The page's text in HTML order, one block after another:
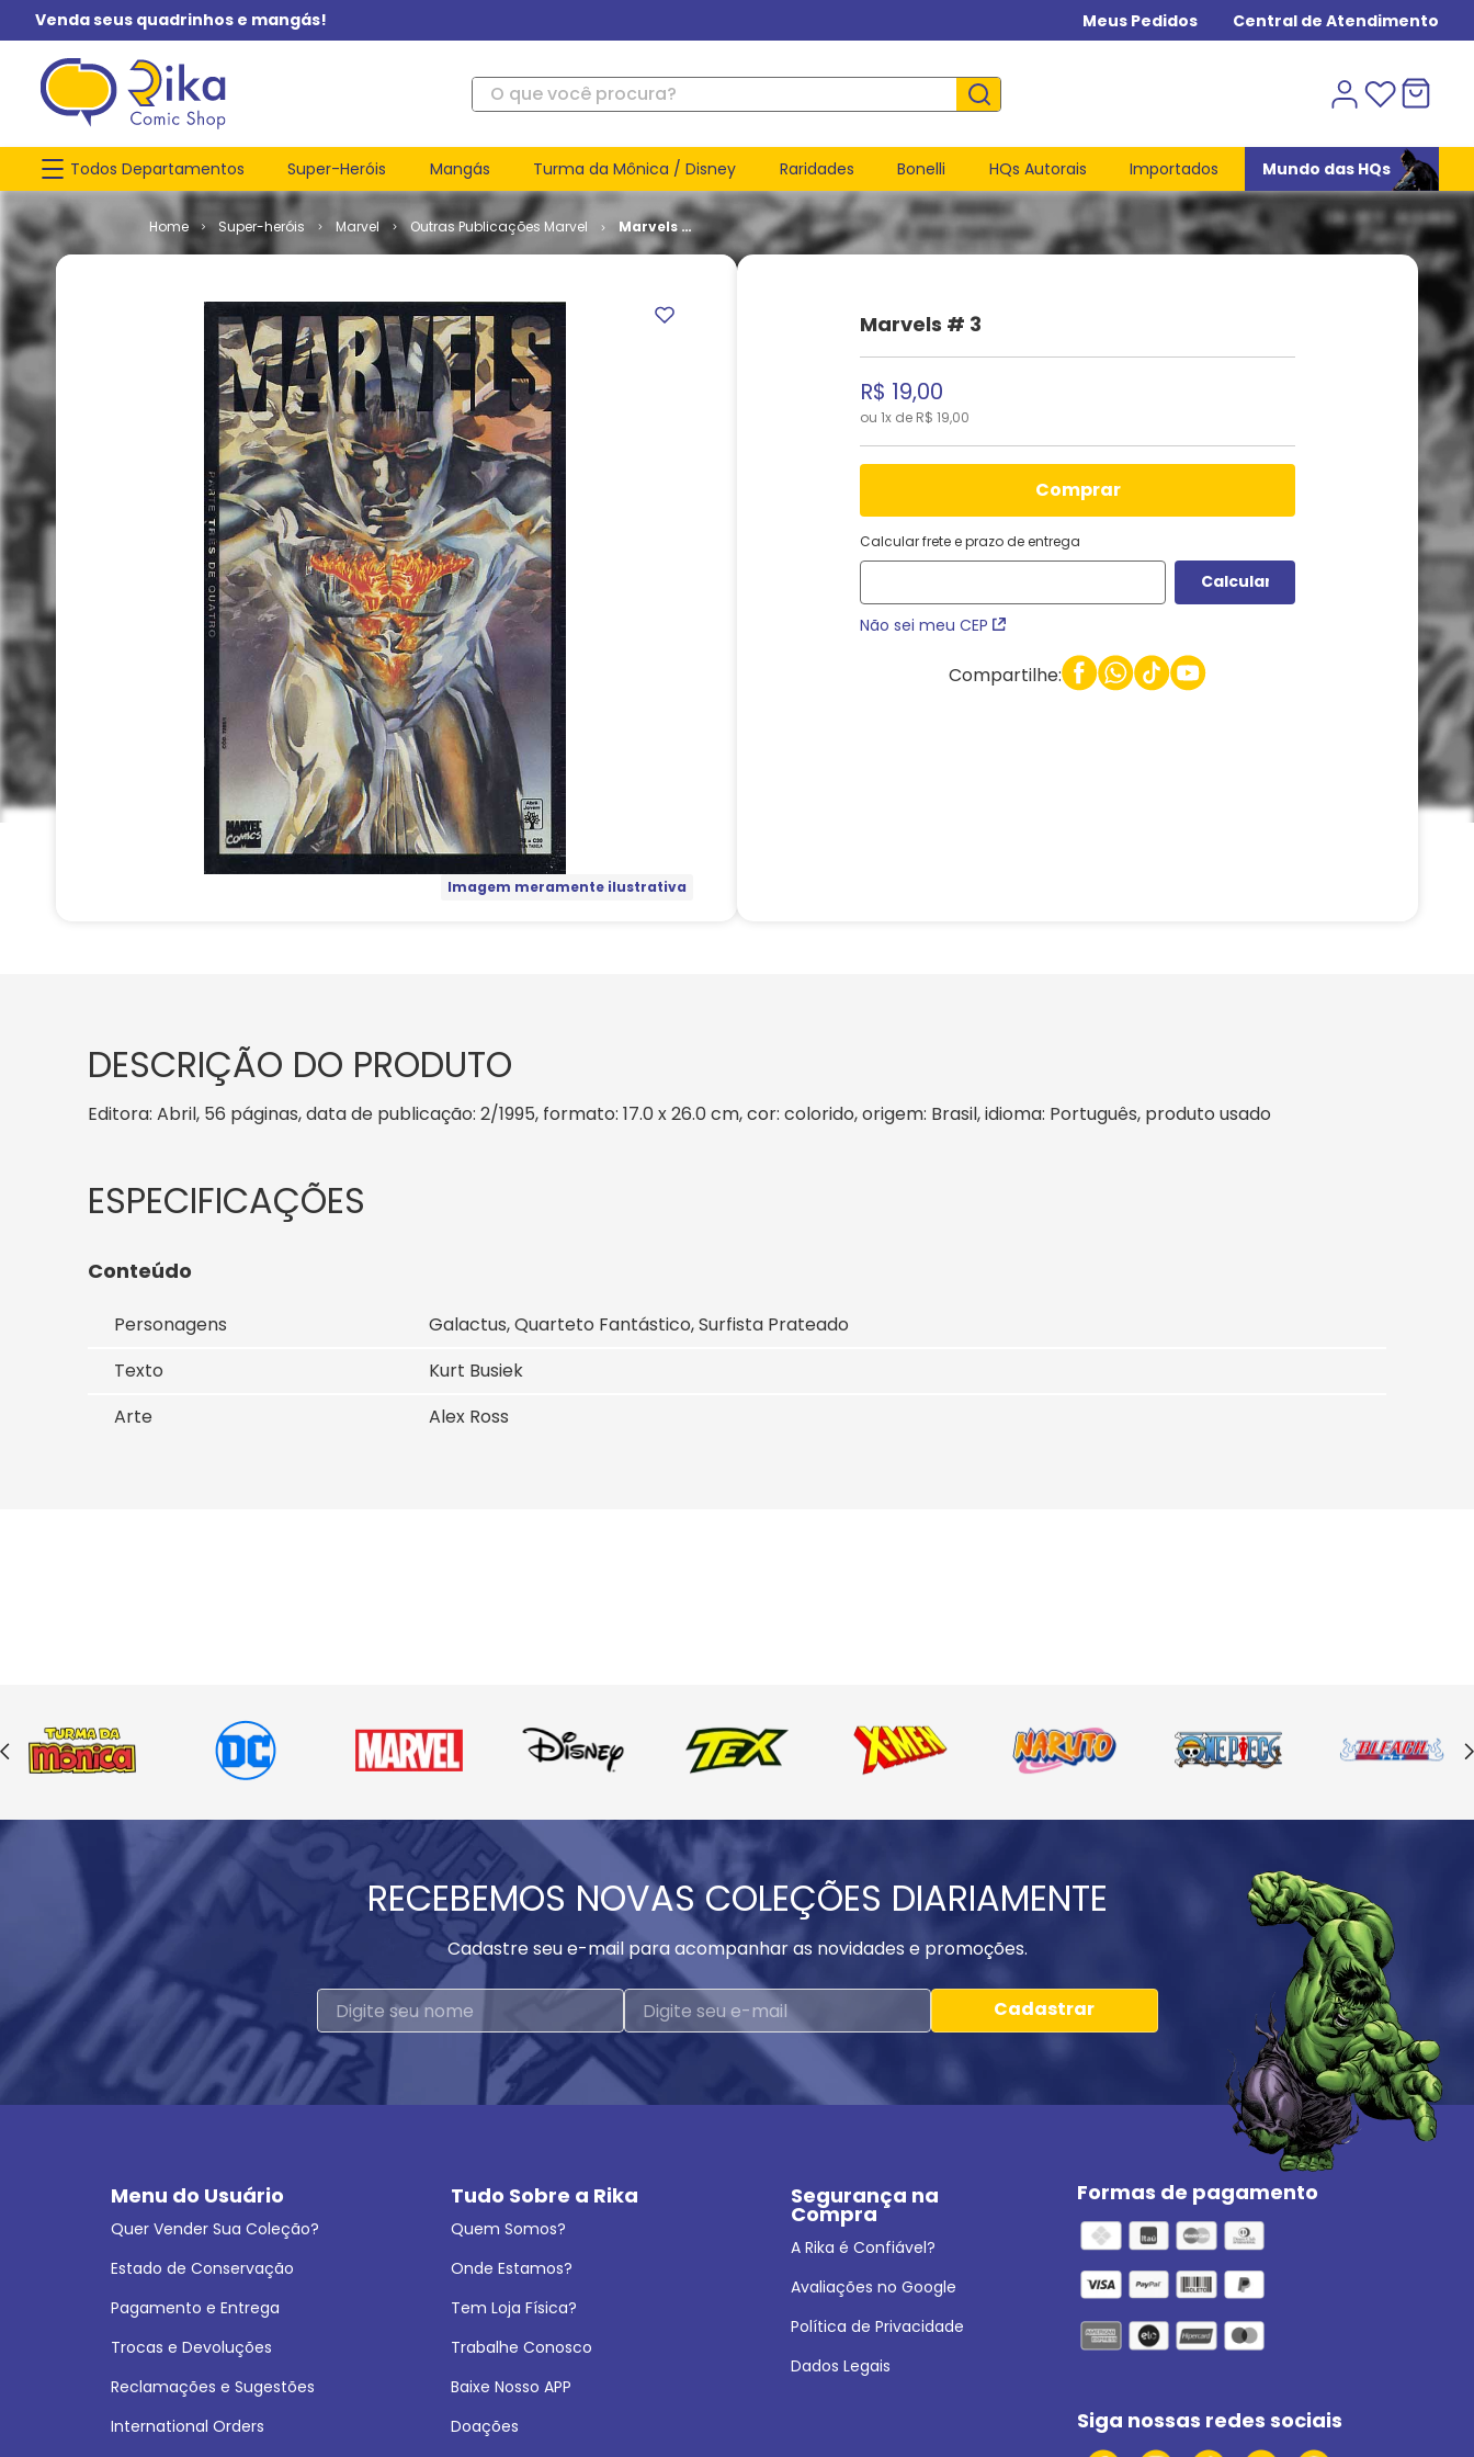
Venda seus quadrinhos e mangás! Meus Pedidos Central de Atendimento
O que você procura?
Todos Departamentos Super-Heróis Mangás Turma da Mônica / Disney Raridades Bonelli HQs Autorais Importados Mundo das HQs
Super-heróis Marvel Outras Publicações Marvel
Marvels #
3
Imagem meramente ilustrativa
Marvels # 3
R$ 19,00
ou 1x de R$ 19,00
comprar
Calcular frete e prazo de entrega
Não sei meu CEP
Compartilhe:
DESCRIÇÃO DO PRODUTO
Editora: Abril, 56 páginas, data de publicação: 2/1995, formato: 17.0 x 26.0 cm, cor: colorido, origem: Brasil, idioma: Português, produto usado
Conteúdo
Personagens
Galactus, Quarteto Fantástico, Surfista Prateado
Texto
Kurt Busiek
Arte
Alex Ross
RECEBEMOS NOVAS COLEÇÕES DIARIAMENTE
Cadastre seu e-mail para acompanhar as novidades e promoções.
Cadastrar
Menu do Usuário
Quer Vender Sua Coleção?
Estado de Conservação
Pagamento e Entrega
Trocas e Devoluções
Reclamações e Sugestões
International Orders
Tudo Sobre a Rika
Quem Somos?
Onde Estamos?
Tem Loja Física?
Trabalhe Conosco
Baixe Nosso APP
Doações
Segurança na
Compra
A Rika é Confiável?
Avaliações no Google
Política de Privacidade
Dados Legais
Formas de pagamento
Siga nossas redes sociais